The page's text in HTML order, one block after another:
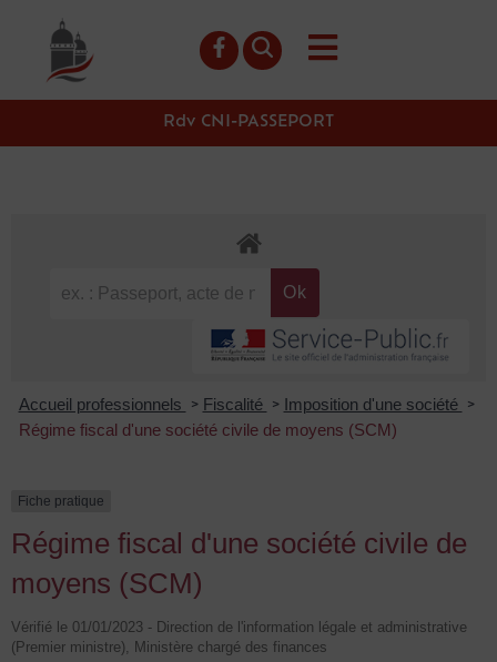
principal
Rdv CNI-PASSEPORT
Accueil professionnels > Fiscalité > Imposition d'une société >
Régime fiscal d'une société civile de moyens (SCM)
Fiche pratique
Régime fiscal d'une société civile de
moyens (SCM)
Vérifié le 01/01/2023 - Direction de l'information légale et administrative
(Premier ministre), Ministère chargé des finances